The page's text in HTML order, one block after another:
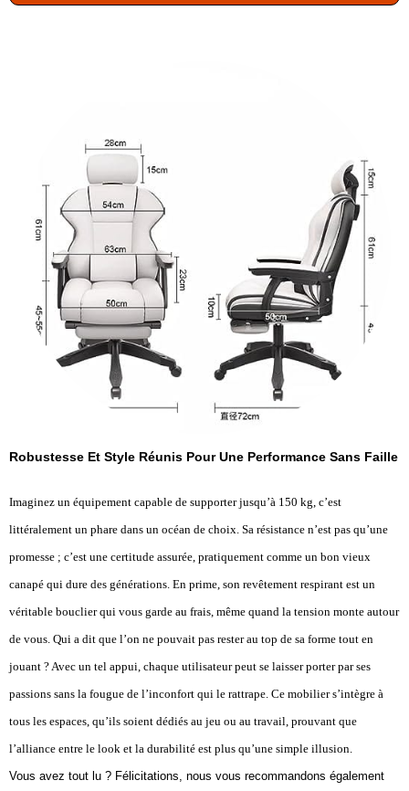
Robustesse Et Style Réunis Pour Une Performance Sans Faille
Imaginez un équipement capable de supporter jusqu’à 150 kg, c’est
littéralement un phare dans un océan de choix. Sa résistance n’est pas qu’une
promesse ; c’est une certitude assurée, pratiquement comme un bon vieux
canapé qui dure des générations. En prime, son revêtement respirant est un
véritable bouclier qui vous garde au frais, même quand la tension monte autour
de vous. Qui a dit que l’on ne pouvait pas rester au top de sa forme tout en
jouant ? Avec un tel appui, chaque utilisateur peut se laisser porter par ses
passions sans la fougue de l’inconfort qui le rattrape. Ce mobilier s’intègre à
tous les espaces, qu’ils soient dédiés au jeu ou au travail, prouvant que
l’alliance entre le look et la durabilité est plus qu’une simple illusion.
Vous avez tout lu ? Félicitations, nous vous recommandons également